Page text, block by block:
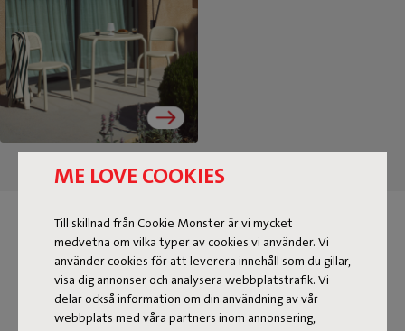
ME LOVE COOKIES
Till skillnad från Cookie Monster är vi mycket
medvetna om vilka typer av cookies vi använder. Vi
använder cookies för att leverera innehåll som du gillar,
visa dig annonser och analysera webbplatstrafik. Vi
delar också information om din användning av vår
webbplats med våra partners inom annonsering,
TIDLÖSA STOLAR FÖR INOM-
OCH UTOMHUSBRUK
Upptäck det snygga utbudet av Fatboy-stolar. De kan
knappast bli mer praktiska. Det finns en stol som är rätt för